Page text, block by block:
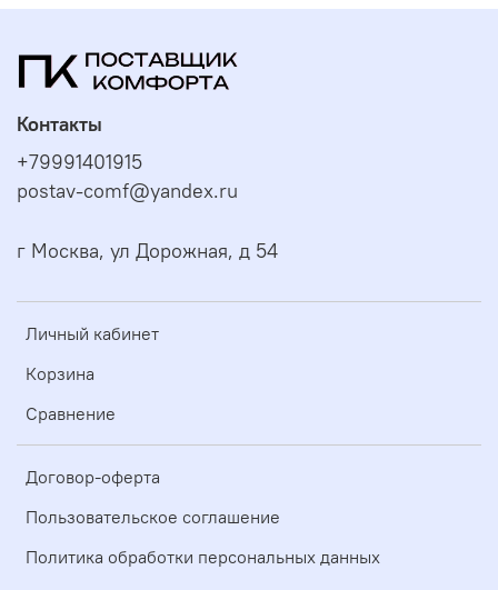
Личный кабинет
Корзина
Сравнение
Договор-оферта
Пользовательское соглашение
Политика обработки персональных данных
Контакты
+79991401915
postav-comf@yandex.ru
г Москва, ул Дорожная, д 54